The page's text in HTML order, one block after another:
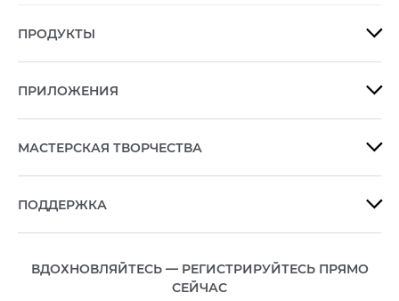
ПРОДУКТЫ 
ПРИЛОЖЕНИЯ 
МАСТЕРСКАЯ ТВОРЧЕСТВА 
ПОДДЕРЖКА 
ВДОХНОВЛЯЙТЕСЬ — РЕГИСТРИРУЙТЕСЬ ПРЯМО
СЕЙЧАС